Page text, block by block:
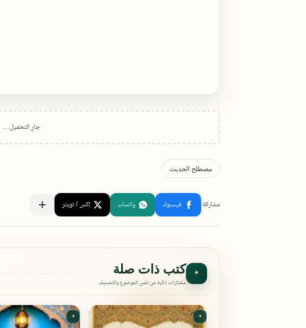
✦ كتب ذات صلة
مختارات ذكية من نفس الموضوع والتصنيف
✦
✦